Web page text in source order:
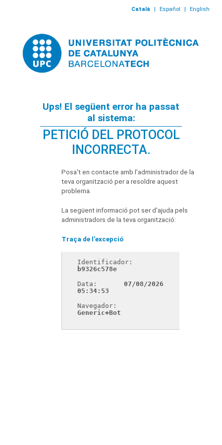
Català | Español | English
Ups! El següent error ha passat
al sistema:
PETICIÓ DEL PROTOCOL
INCORRECTA.
Posa't en contacte amb l'administrador de la
teva organització per a resoldre aquest
problema.
La següent informació pot ser d'ajuda pels
administradors de la teva organització:
Traça de l'excepció
b9326c578e
Data:
07/08/2026
05:34:53
Generic+Bot